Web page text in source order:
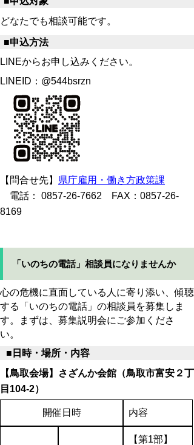
どなたでも相談可能です。
■申込方法
LINEからお申し込みください。
LINEID：@544bsrzn
【問合せ先】 県庁雇用・働き方政策課
電話： 0857-26-7662 FAX：0857-26-
8169
「いのちの電話」相談員になりませんか
心の危機に直面している人に寄り添い、傾聴
する「いのちの電話」の相談員を募集しま
す。まずは、募集説明会にご参加くださ
い。
■ 日時・場所・内容
【鳥取会場】さざんか会館（鳥取市富安２丁
目104-2）
開催日時 内容
【第1部】